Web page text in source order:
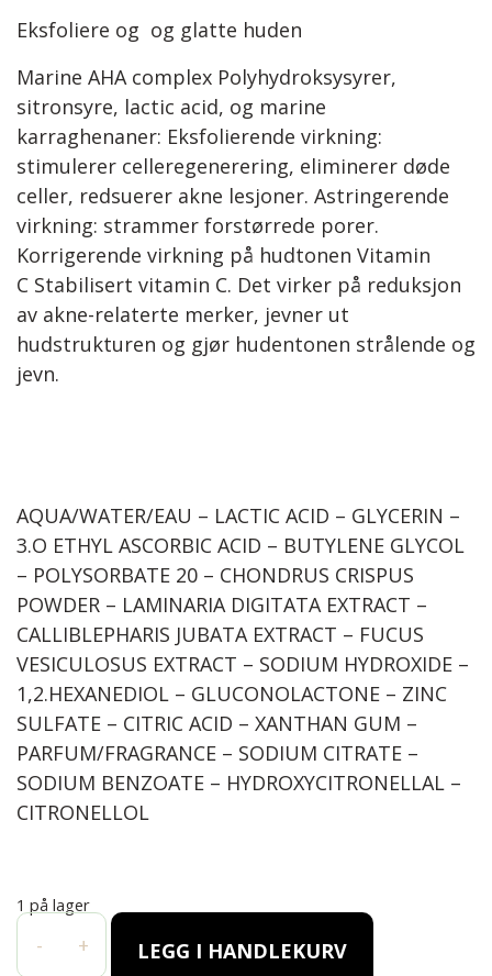
Eksfoliere og og glatte huden
Marine AHA complex Polyhydroksysyrer,
sitronsyre, lactic acid, og marine
karraghenaner: Eksfolierende virkning:
stimulerer celleregenerering, eliminerer døde
celler, redsuerer akne lesjoner. Astringerende
virkning: strammer forstørrede porer.
Korrigerende virkning på hudtonen Vitamin
C Stabilisert vitamin C. Det virker på reduksjon
av akne-relaterte merker, jevner ut
hudstrukturen og gjør hudentonen strålende og
jevn.
AQUA/WATER/EAU – LACTIC ACID – GLYCERIN –
3.O ETHYL ASCORBIC ACID – BUTYLENE GLYCOL
– POLYSORBATE 20 – CHONDRUS CRISPUS
POWDER – LAMINARIA DIGITATA EXTRACT –
CALLIBLEPHARIS JUBATA EXTRACT – FUCUS
VESICULOSUS EXTRACT – SODIUM HYDROXIDE –
1,2.HEXANEDIOL – GLUCONOLACTONE – ZINC
SULFATE – CITRIC ACID – XANTHAN GUM –
PARFUM/FRAGRANCE – SODIUM CITRATE –
SODIUM BENZOATE – HYDROXYCITRONELLAL –
CITRONELLOL
1 på lager
SEBOMARIN IMPERFECTIONS SERUM 30 ml antall
- + LEGG I HANDLEKURV